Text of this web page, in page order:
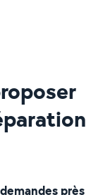
près